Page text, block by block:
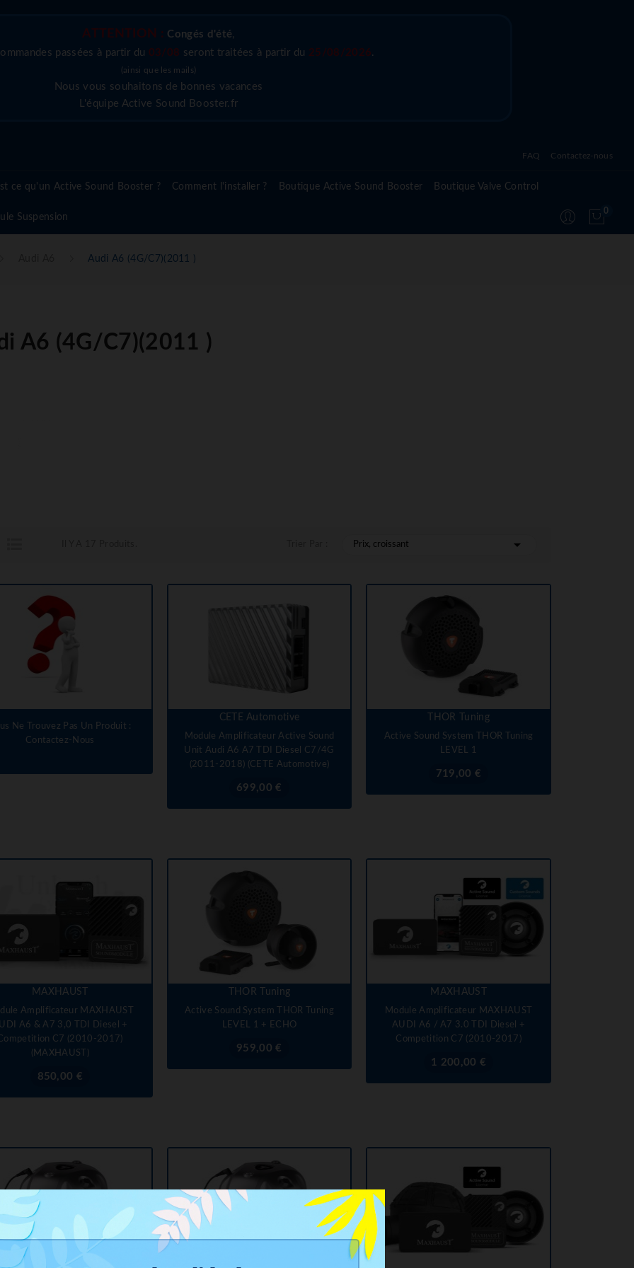
ATTENTION : Congés d'été,
passées à partir du 03/08 seront traitées à partir du 25/08/2026.
(ainsi que les mails)
Nous vous souhaitons de bonnes vacances
L'équipe Active Sound Booster.fr
FAQ
Questions fréquentes sur l'active valve control
Contactez-nous
ce qu'un Active Sound Booster ? Comment l'installer ? Boutique Active Sound Booster Boutique Valve Control
Suspension
0
Audi A6 (4G/C7)(2011 )
A6 (4G/C7)(2011 )
Prix, croissant 
Ne Trouvez Pas Un Produit :
Contactez-Nous
CETE Automotive
Module Amplificateur Active Sound
Unit Audi A6 A7 TDI Diesel C7/4G
(2011-2018) (CETE Automotive)
Prix
699,00 €
THOR Tuning
Active Sound System THOR Tuning
LEVEL 1
Prix719,00 €
MAXHAUST
Amplificateur MAXHAUST
A6 & A7 3,0 TDI Diesel +
C7 (2010-2017)
(MAXHAUST)
Prix
850,00 €
THOR Tuning
Active Sound System THOR Tuning
LEVEL 1 + ECHO
Prix
959,00 €
MAXHAUST
Module Amplificateur MAXHAUST
AUDI A6 / A7 3.0 TDI Diesel +
Competition C7 (2010-2017)
Prix1 200,00 €